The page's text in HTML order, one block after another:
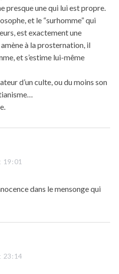
presque une qui lui est propre.
et le “surhomme” qui
est exactement une
à la prosternation, il
et s’estime lui-même
d’un culte, ou du moins son
19:01
dans le mensonge qui
23:14